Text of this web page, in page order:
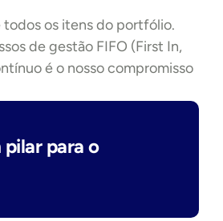
todos os itens do portfólio.
de gestão FIFO (First In,
é o nosso compromisso
para o